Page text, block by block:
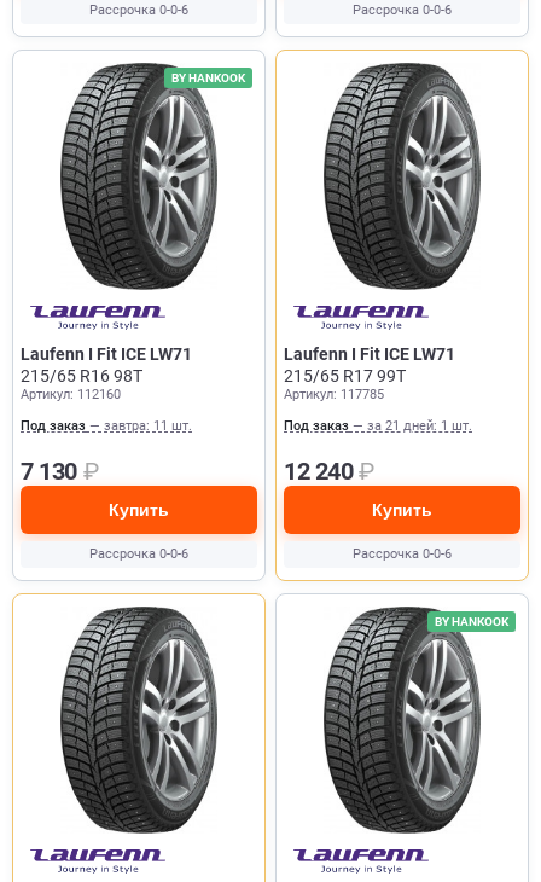
Рассрочка 0-0-6 Рассрочка 0-0-6
BY HANKOOK
Laufenn I Fit ICE LW71
215/65 R16 98T
Артикул: 112160
Под заказ — завтра: 11 шт.
7 130 ₽
Купить
Рассрочка 0-0-6
Laufenn I Fit ICE LW71
215/65 R17 99T
Артикул: 117785
Под заказ — за 21 дней: 1 шт.
12 240₽
Купить
Рассрочка 0-0-6
BY HANKOOK